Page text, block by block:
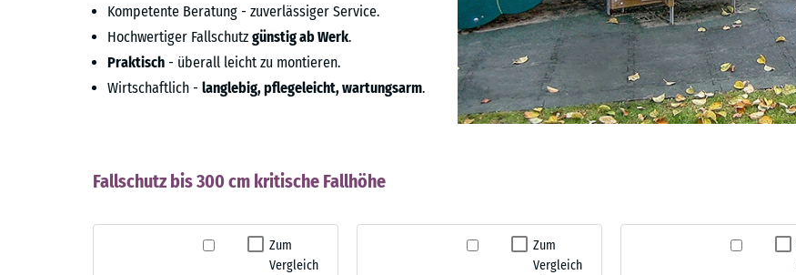
Kompetente Beratung - zuverlässiger Service.
Hochwertiger Fallschutz günstig ab Werk.
Praktisch - überall leicht zu montieren.
Wirtschaftlich - langlebig, pflegeleicht, wartungsarm.
Fallschutz bis 300 cm kritische Fallhöhe
Zum
Vergleich
Zum
Vergleich